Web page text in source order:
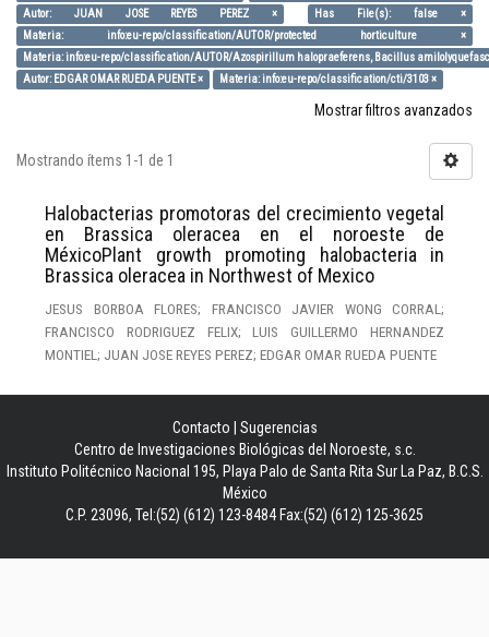
Autor: JUAN JOSE REYES PEREZ ×
Has File(s): false ×
Materia: info:eu-repo/classification/AUTOR/protected horticulture ×
Materia: info:eu-repo/classification/AUTOR/Azospirillum halopraeferens, Bacillus
Autor: EDGAR OMAR RUEDA PUENTE ×
Materia: info:eu-repo/classification/cti/3103 ×
Mostrar filtros avanzados
Mostrando ítems 1-1 de 1
Halobacterias promotoras del crecimiento vegetal
en Brassica oleracea en el noroeste de
MéxicoPlant growth promoting halobacteria in
Brassica oleracea in Northwest of Mexico
JESUS BORBOA FLORES; FRANCISCO JAVIER WONG CORRAL;
FRANCISCO RODRIGUEZ FELIX; LUIS GUILLERMO HERNANDEZ
MONTIEL; JUAN JOSE REYES PEREZ; EDGAR OMAR RUEDA PUENTE
Contacto
Sugerencias
Centro de Investigaciones Biológicas del Noroeste, s.c.
Instituto Politécnico Nacional 195, Playa Palo de Santa Rita Sur La Paz, B.C.S.
México
C.P. 23096, Tel:(52) (612) 123-8484 Fax:(52) (612) 125-3625